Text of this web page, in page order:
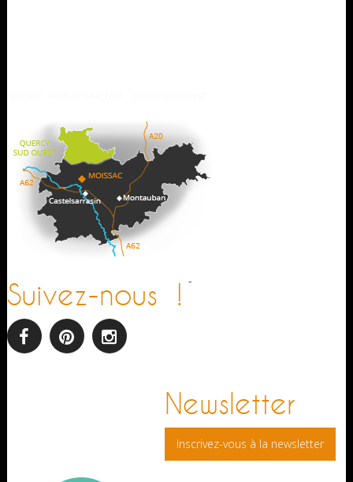
Suivez-nous !
Newsletter
Inscrivez-vous à la newsletter
-